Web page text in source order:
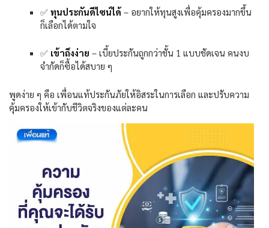
✅ ทุนประกันดีไซน์ได้– อยากให้ทุนสูงเพื่อคุ้มครองมากขึ้น
ก็เลือกได้ตามใจ
✅ เข้าถึงง่าย – เบี้ยประกันถูกกว่าชั้น 1 แบบชัดเจน คนงบ
จำกัดก็ซื้อได้สบาย ๆ
พูดง่าย ๆ คือ เพื่อนแท้ประกันภัยให้อิสระในการเลือก และปรับความ
คุ้มครองให้เข้ากับชีวิตจริงของแต่ละคน